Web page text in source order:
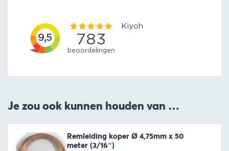
Je zou ook kunnen houden van …
Remleiding koper Ø 4,75mm x 50
meter (3/16″)